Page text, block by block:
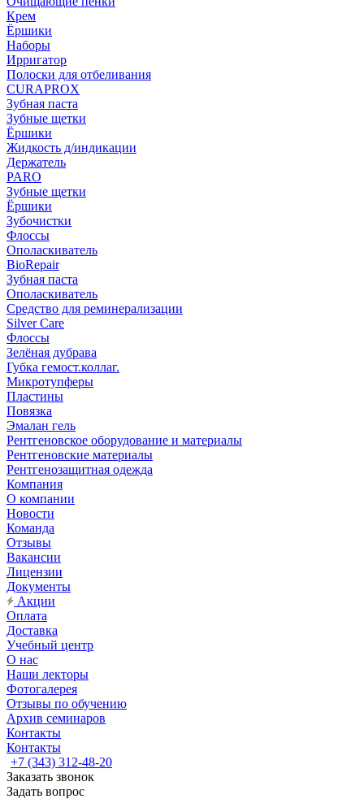
Крем
Ёршики
Наборы
Ирригатор
Полоски для отбеливания
CURAPROX
Зубная паста
Зубные щетки
Ёршики
Жидкость д/индикации
Держатель
PARO
Зубные щетки
Ёршики
Зубочистки
Флоссы
Ополаскиватель
BioRepair
Зубная паста
Ополаскиватель
Средство для реминерализации
Silver Care
Флоссы
Зелёная дубрава
Губка гемост.коллаг.
Микротупферы
Пластины
Повязка
Эмалан гель
Рентгеновское оборудование и материалы
Рентгеновские материалы
Рентгенозащитная одежда
Компания
О компании
Новости
Команда
Отзывы
Вакансии
Лицензии
Документы
Акции
Оплата
Доставка
Учебный центр
О нас
Наши лекторы
Фотогалерея
Отзывы по обучению
Архив семинаров
Контакты
Контакты
+7 (343) 312-48-20
Заказать звонок
Задать вопрос